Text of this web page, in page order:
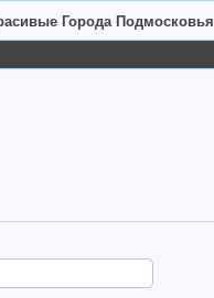
Города Подмосковья